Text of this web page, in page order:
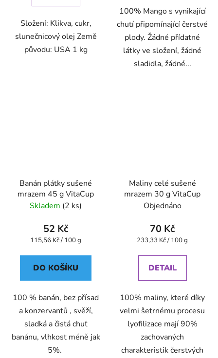
Složení: Klikva, cukr,
slunečnicový olej Země
původu: USA 1 kg
100% Mango s vynikající
chutí připomínající čerstvé
plody. Žádné přídatné
látky ve složení, žádné
sladidla, žádné...
Banán plátky sušené
mrazem 45 g VitaCup
Skladem (2 ks)
52 Kč
Měrná
115,56 Kč / 100 g
DO KOŠÍKU
100 % banán, bez přísad
a konzervantů , svěží,
sladká a čistá chuť
banánu, vlhkost méně jak
5%.
Maliny celé sušené
mrazem 30 g VitaCup
Objednáno
70 Kč
Měrná
233,33 Kč / 100 g
DETAIL
100% maliny, které díky
velmi šetrnému procesu
lyofilizace mají 90%
zachovaných
charakteristik čerstvých